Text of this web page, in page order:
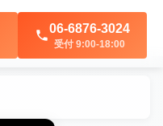
phone06-6876-3024
受付 9:00-18:00